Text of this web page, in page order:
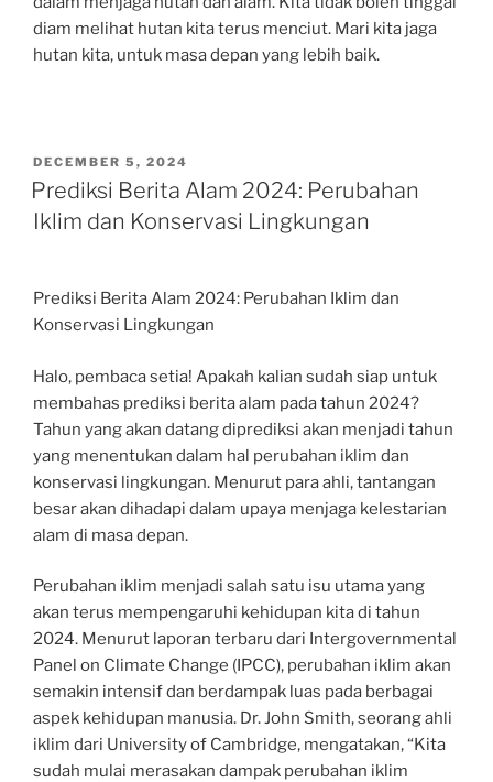
diam melihat hutan kita terus menciut. Mari kita jaga
hutan kita, untuk masa depan yang lebih baik.
POSTED
ON
DECEMBER 5, 2024
Prediksi Berita Alam 2024: Perubahan
Iklim dan Konservasi Lingkungan
Prediksi Berita Alam 2024: Perubahan Iklim dan
Konservasi Lingkungan
Halo, pembaca setia! Apakah kalian sudah siap untuk
membahas prediksi berita alam pada tahun 2024?
Tahun yang akan datang diprediksi akan menjadi tahun
yang menentukan dalam hal perubahan iklim dan
konservasi lingkungan. Menurut para ahli, tantangan
besar akan dihadapi dalam upaya menjaga kelestarian
alam di masa depan.
Perubahan iklim menjadi salah satu isu utama yang
akan terus mempengaruhi kehidupan kita di tahun
2024. Menurut laporan terbaru dari Intergovernmental
Panel on Climate Change (IPCC), perubahan iklim akan
semakin intensif dan berdampak luas pada berbagai
aspek kehidupan manusia. Dr. John Smith, seorang ahli
iklim dari University of Cambridge, mengatakan, “Kita
sudah mulai merasakan dampak perubahan iklim